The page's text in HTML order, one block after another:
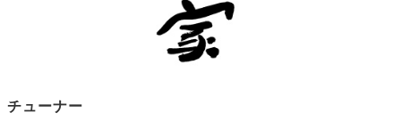
チューナー